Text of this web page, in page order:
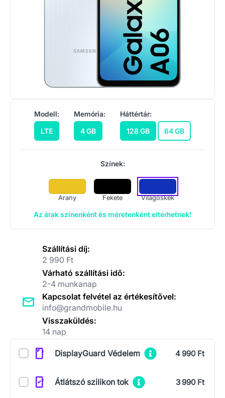
Modell:
LTE
Memória:
4 GB
Háttértár:
128 GB
64 GB
Színek:
Arany Fekete Világoskék
Az árak színenként és méretenként eltérhetnek!
Szállítási díj:
2 990 Ft
Várható szállítási idő:
2-4 munkanap
Kapcsolat felvétel az értékesítővel:
info@grandmobile.hu
Visszaküldés:
14 nap
KiegészítőkDisplayGuard Védelem 4 990 Ft
Átlátszó szilikon tok 3 990 Ft